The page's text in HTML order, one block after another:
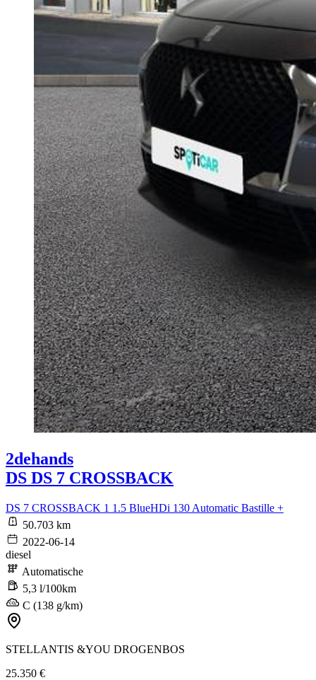
2dehands
DS DS 7 CROSSBACK
DS 7 CROSSBACK 1 1.5 BlueHDi 130 Automatic Bastille +
50.703 km
2022-06-14
diesel
Automatische
5,3 l/100km
C (138 g/km)
STELLANTIS &YOU DROGENBOS
25.350 €